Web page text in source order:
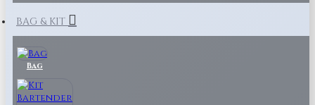
BAG & KIT
Bag